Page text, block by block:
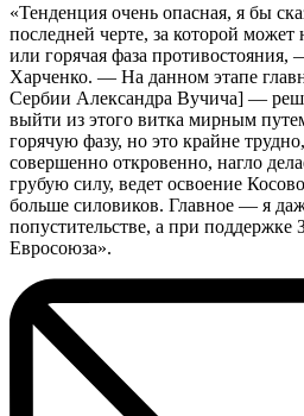
«Тенденция очень опасная, я бы
последней черте, за которой
или горячая фаза
Харченко. — На данном этапе
Сербии Александра Вучича] —
выйти из этого витка мирным
горячую фазу, но это крайне
совершенно откровенно, нагло
грубую силу, ведет освоение
больше силовиков. Главное — я
попустительстве, а при
Евросоюза».